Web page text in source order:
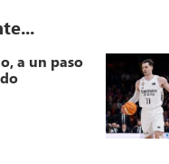
a un paso